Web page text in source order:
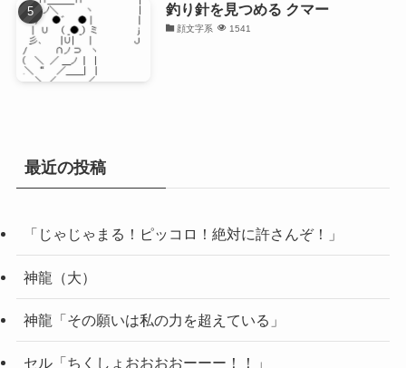
釣り針を見つめる クマー
顔文字系 1541
最近の投稿
「じゃじゃまる！ピッコロ！絶対に許さんぞ！」
神龍（大）
神龍「その願いは私の力を超えている」
セル「ちくしょおおおおーーー！！」